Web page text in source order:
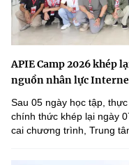
APIE Camp 2026 khép
nguồn nhân lực
Sau 05 ngày học tập,
chính thức khép lại ngày
cai chương trình, Trung